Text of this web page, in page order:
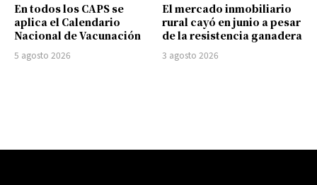
En todos los CAPS se
aplica el Calendario
Nacional de Vacunación
5 agosto 2026
El mercado inmobiliario
rural cayó en junio a pesar
de la resistencia ganadera
3 agosto 2026